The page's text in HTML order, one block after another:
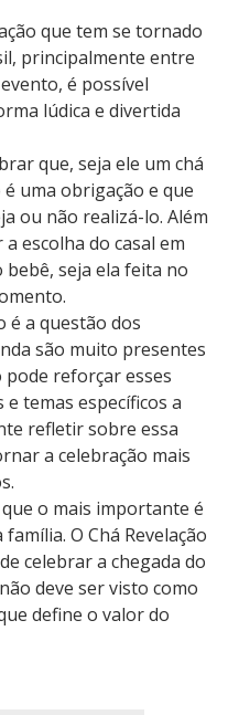
que tem se tornado
principalmente entre
é possível
lúdica e divertida
que, seja ele um chá
uma obrigação e que
ou não realizá-lo. Além
escolha do casal em
bebê, seja ela feita no
é a questão dos
são muito presentes
pode reforçar esses
temas específicos a
refletir sobre essa
a celebração mais
o mais importante é
O Chá Revelação
celebrar a chegada do
deve ser visto como
define o valor do